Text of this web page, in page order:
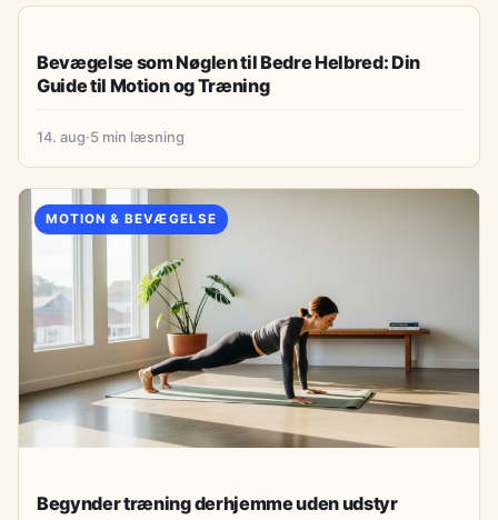
Bevægelse som Nøglen til Bedre Helbred: Din
Guide til Motion og Træning
14. aug·5 min læsning
MOTION & BEVÆGELSE
Begynder træning derhjemme uden udstyr